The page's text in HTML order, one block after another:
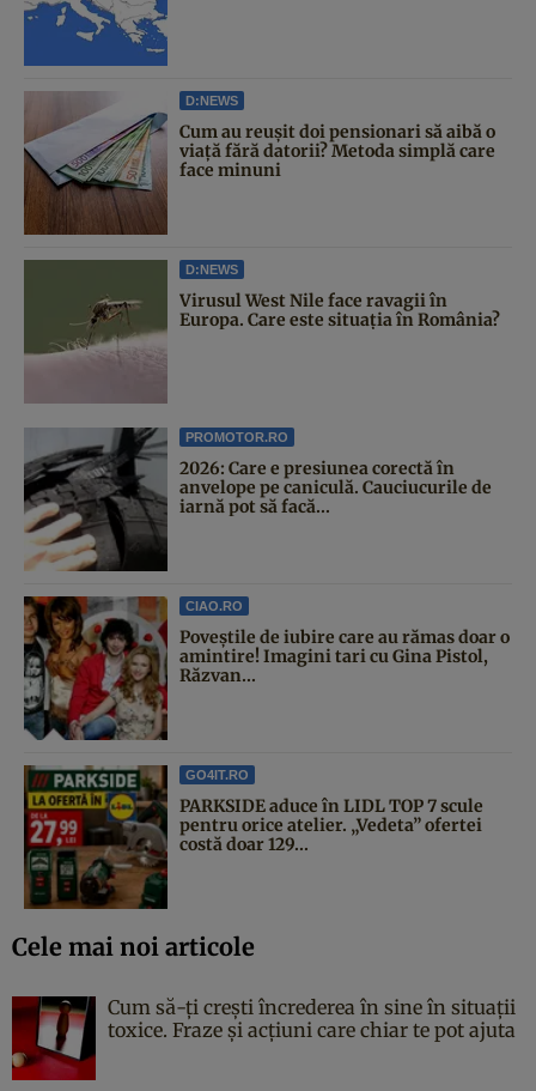
D:NEWS
Cum au reușit doi pensionari să aibă o
viață fără datorii? Metoda simplă care
face minuni
D:NEWS
Virusul West Nile face ravagii în
Europa. Care este situația în România?
PROMOTOR.RO
2026: Care e presiunea corectă în
anvelope pe caniculă. Cauciucurile de
iarnă pot să facă...
CIAO.RO
Poveştile de iubire care au rămas doar o
amintire! Imagini tari cu Gina Pistol,
Răzvan...
GO4IT.RO
PARKSIDE aduce în LIDL TOP 7 scule
pentru orice atelier. „Vedeta” ofertei
costă doar 129...
Cele mai noi articole
Cum să-ți crești încrederea în sine în situații
toxice. Fraze și acțiuni care chiar te pot ajuta